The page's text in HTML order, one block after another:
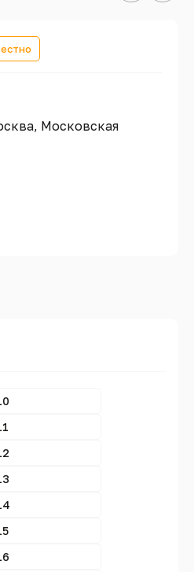
Московская